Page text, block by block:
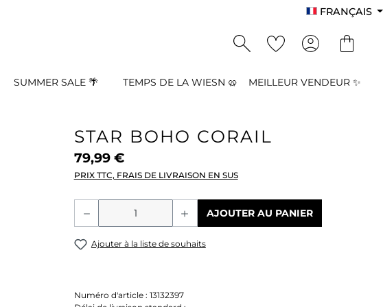
FRANÇAIS
SUMMER SALE 🌴 TEMPS DE LA WIESN 🥨 MEILLEUR VENDEUR ✨
STAR BOHO CORAIL
79,99 €
PRIX TTC, FRAIS DE LIVRAISON EN SUS
Quantité de produit : Entrez la
AJOUTER AU PANIER
Ajouter à la liste de souhaits
Numéro d'article : 13132397